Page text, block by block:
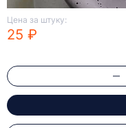
Цена за штуку:
25 ₽